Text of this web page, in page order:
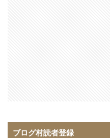
ブログ村読者登録